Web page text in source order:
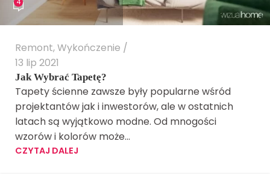
4
Remont,Wykończenie
13 lip 2021
Jak Wybrać Tapetę?
Tapety ścienne zawsze były popularne wśród
projektantów jak i inwestorów, ale w ostatnich
latach są wyjątkowo modne. Od mnogości
wzorów i kolorów może...
CZYTAJ DALEJ